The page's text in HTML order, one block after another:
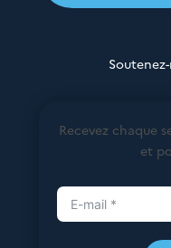
Recevez chaque
et